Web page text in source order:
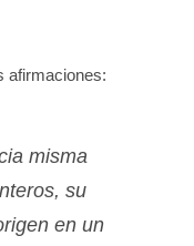
afirmaciones:
misma
su
en un